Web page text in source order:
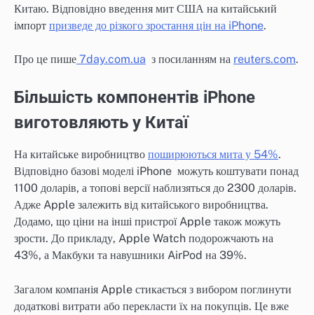
Китаю. Відповідно введення мит США на китайський
імпорт призведе до різкого зростання цін на iPhone.
Про це пише 7day.com.ua з посиланням на reuters.com.
Більшість компонентів iPhone
виготовляють у Китаї
На китайське виробництво поширюються мита у 54%.
Відповідно базові моделі iPhone можуть коштувати понад
1100 доларів, а топові версії наблизяться до 2300 доларів.
Адже Apple залежить від китайського виробництва.
Додамо, що ціни на інші пристрої Apple також можуть
зрости. До прикладу, Apple Watch подорожчають на
43%, а Макбуки та навушники AirPod на 39%.
Загалом компанія Apple стикається з вибором поглинути
додаткові витрати або перекласти їх на покупців. Це вже